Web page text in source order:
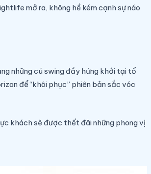
mở ra, không hề kém cạnh sự náo
những cú swing đầy hứng khởi tại tổ
để “khôi phục” phiên bản sắc vóc
khách sẽ được thết đãi những phong vị